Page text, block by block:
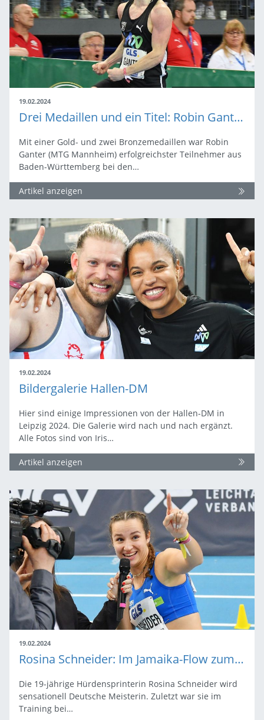
19.02.2024
Drei Medaillen und ein Titel: Robin Ganter zwischen Auto-Werkstatt und Laufbahn
Mit einer Gold- und zwei Bronzemedaillen war Robin
Ganter (MTG Mannheim) erfolgreichster Teilnehmer aus
Baden-Württemberg bei den…
Artikel anzeigen
19.02.2024
Bildergalerie Hallen-DM
Hier sind einige Impressionen von der Hallen-DM in
Leipzig 2024. Die Galerie wird nach und nach ergänzt.
Alle Fotos sind von Iris…
Artikel anzeigen
19.02.2024
Rosina Schneider: Im Jamaika-Flow zum Hallen-DM-Titel
Die 19-jährige Hürdensprinterin Rosina Schneider wird
sensationell Deutsche Meisterin. Zuletzt war sie im
Training bei…